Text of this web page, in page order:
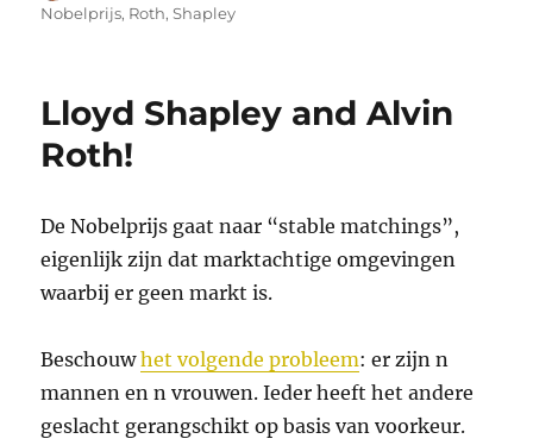
op
Nobelprijs, Roth,Shapley
Lloyd Shapley and Alvin
Roth!
De Nobelprijs gaat naar “stable matchings”,
eigenlijk zijn dat marktachtige omgevingen
waarbij er geen markt is.
Beschouwhet volgende probleem: er zijn n
mannen en n vrouwen. Ieder heeft het andere
geslacht gerangschikt op basis van voorkeur.